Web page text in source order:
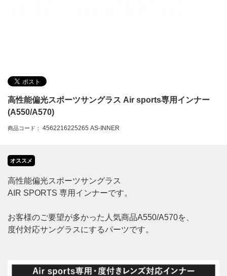
高性能偏光スポーツサングラス Air sports専用インナー
(A550/A570)
商品コード： 4562216225265 AS-INNER
オススメ
高性能偏光スポーツサングラス
AIR SPORTS 専用インナーです。
お客様のご要望が多かった人気商品A550/A570を、
度付対応サングラスにするパーツです。